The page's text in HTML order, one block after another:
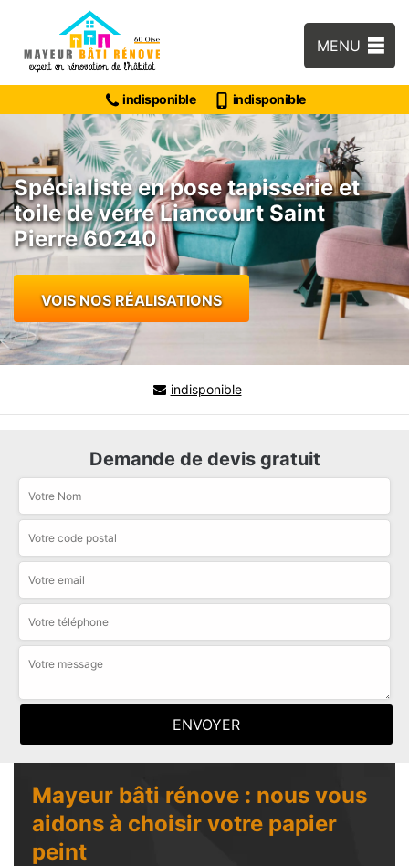
MENU
indisponible indisponible
Spécialiste en pose tapisserie et
toile de verre Liancourt Saint
Pierre 60240
VOIS NOS RÉALISATIONS
indisponible
Demande de devis gratuit
Mayeur bâti rénove : nous vous
aidons à choisir votre papier
peint